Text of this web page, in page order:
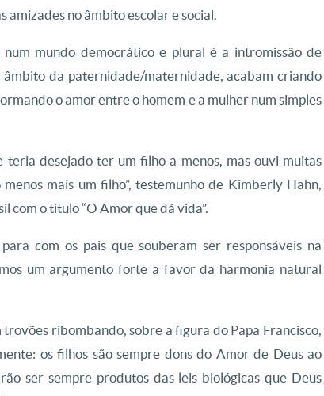
amizades no âmbito escolar e social.
mundo democrático e plural é a intromissão de
âmbito da paternidade/maternidade, acabam criando
o amor entre o homem e a mulher num simples
desejado ter um filho a menos, mas ouvi muitas
mais um filho”, testemunho de Kimberly Hahn,
com o título “O Amor que dá vida”.
com os pais que souberam ser responsáveis na
um argumento forte a favor da harmonia natural
ribombando, sobre a figura do Papa Francisco,
os filhos são sempre dons do Amor de Deus ao
ser sempre produtos das leis biológicas que Deus